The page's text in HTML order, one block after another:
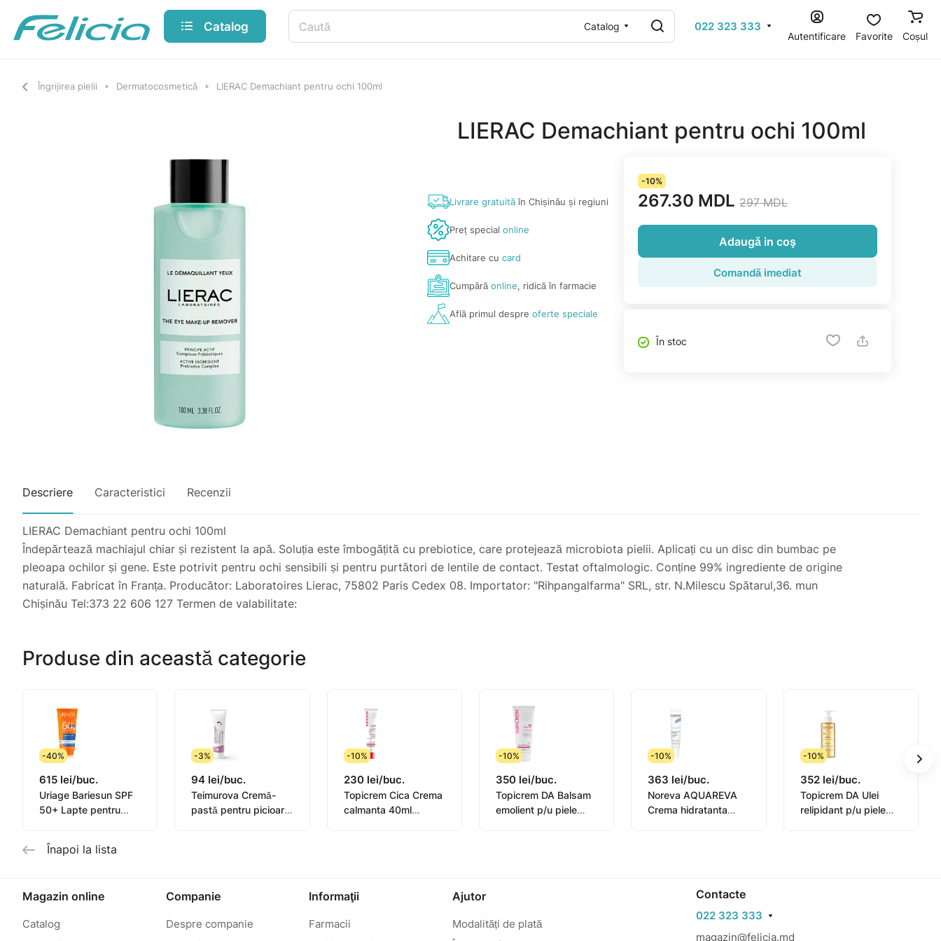
Catalog Catalog 022 323 333
Autentificare Favorite Coșul
Îngrijirea pielii Dermatocosmetică LIERAC Demachiant pentru ochi 100ml
LIERAC Demachiant pentru ochi 100ml
Livrare gratuităîn Chișinău și regiuni
Preț specialonline
Achitare cucard
Cumpărăonline, ridică în farmacie
Află primul despreoferte speciale
-10%
267.30 MDL 297 MDL
Adaugă in coş
Comandă imediat
În stoc
Descriere Caracteristici Recenzii
LIERAC Demachiant pentru ochi 100ml
Îndepărtează machiajul chiar și rezistent la apă. Soluția este îmbogățită cu prebiotice, care protejează microbiota pielii. Aplicați cu un disc din bumbac pe
pleoapa ochilor și gene. Este potrivit pentru ochi sensibili și pentru purtători de lentile de contact. Testat oftalmologic. Conține 99% ingrediente de origine
naturală. Fabricat în Franța. Producător: Laboratoires Lierac, 75802 Paris Cedex 08. Importator: "Rihpangalfarma" SRL, str. N.Milescu Spătarul,36. mun
Chișinău Tel:373 22 606 127 Termen de valabilitate:
Produse din această categorie
-40%
615 lei/buc.
Uriage Bariesun SPF
50+ Lapte pentru
-3%
94 lei/buc.
Teimurova Cremă-
pastă pentru picioare
-10%
230 lei/buc.
Topicrem Cica Crema
calmanta 40ml
-10%
350 lei/buc.
Topicrem DA Balsam
emolient p/u piele
-10%
363 lei/buc.
Noreva AQUAREVA
Crema hidratanta
-10%
352 lei/buc.
Topicrem DA Ulei
relipidant p/u piele
Înapoi la lista
Magazin online
Catalog
Companie
Despre companie
Informaţii
Farmacii
Ajutor
Modalități de plată
Contacte
022 323 333
magazin@felicia.md